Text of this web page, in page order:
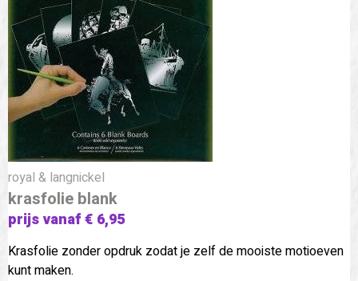
royal & langnickel
krasfolie blank
prijs vanaf € 6,95
Krasfolie zonder opdruk zodat je zelf de mooiste motioeven
kunt maken.